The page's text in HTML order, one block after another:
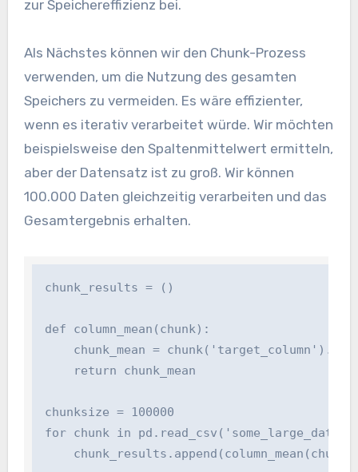
zur Speichereffizienz bei.
Als Nächstes können wir den Chunk-Prozess
verwenden, um die Nutzung des gesamten
Speichers zu vermeiden. Es wäre effizienter,
wenn es iterativ verarbeitet würde. Wir möchten
beispielsweise den Spaltenmittelwert ermitteln,
aber der Datensatz ist zu groß. Wir können
100.000 Daten gleichzeitig verarbeiten und das
Gesamtergebnis erhalten.
chunk_results = ()
def column_mean(chunk):
chunk_mean =
    return chunk_mean
chunksize = 100000
for chunk in